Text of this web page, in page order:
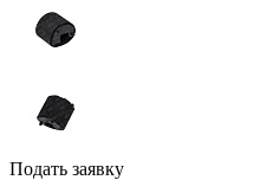
Подать заявку